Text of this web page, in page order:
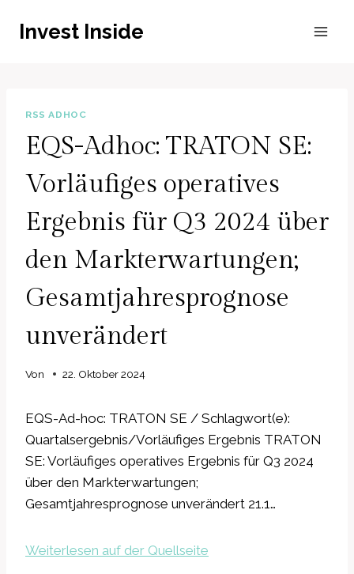
InhaltInvest Inside
RSS ADHOC
EQS-Adhoc: TRATON SE:
Vorläufiges operatives
Ergebnis für Q3 2024 über
den Markterwartungen;
Gesamtjahresprognose
unverändert
Von 22. Oktober 2024
EQS-Ad-hoc: TRATON SE / Schlagwort(e):
Quartalsergebnis/Vorläufiges Ergebnis TRATON
SE: Vorläufiges operatives Ergebnis für Q3 2024
über den Markterwartungen;
Gesamtjahresprognose unverändert 21.1…
Weiterlesen auf der Quellseite